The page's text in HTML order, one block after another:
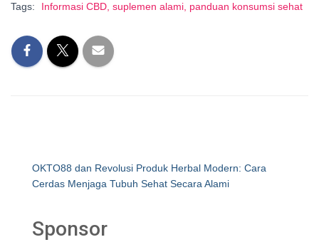
Tags: Informasi CBD, suplemen alami, panduan konsumsi sehat
OKTO88 dan Revolusi Produk Herbal Modern: Cara
Cerdas Menjaga Tubuh Sehat Secara Alami
Sponsor